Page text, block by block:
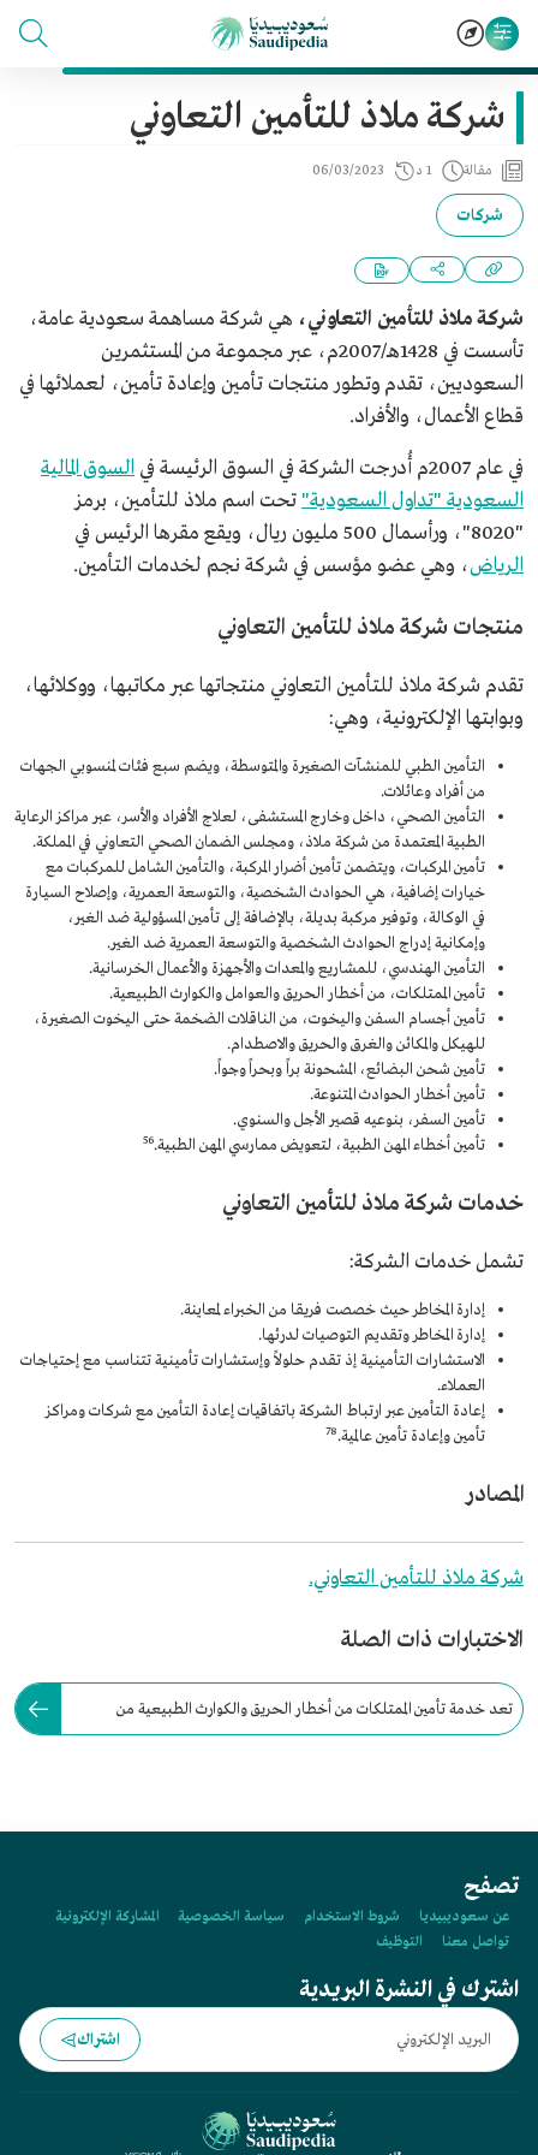
شركة ملاذ للتأمين التعاوني
مقالة 1 د 06/03/2023
شركات
شركة ملاذ للتأمين التعاوني، هي شركة مساهمة سعودية عامة،
تأسست في 1428هـ/2007م، عبر مجموعة من المستثمرين
السعوديين، تقدم وتطور منتجات تأمين وإعادة تأمين، لعملائها في
قطاع الأعمال، والأفراد.
في عام 2007م أُدرجت الشركة في السوق الرئيسة في
السوق المالية
السعودية "تداول السعودية" تحت اسم ملاذ للتأمين، برمز
"8020"، ورأسمال 500 مليون ريال، ويقع مقرها الرئيس في
الرياض، وهي عضو مؤسس في شركة نجم لخدمات التأمين.
منتجات شركة ملاذ للتأمين التعاوني
تقدم شركة ملاذ للتأمين التعاوني منتجاتها عبر مكاتبها، ووكلائها،
وبوابتها الإلكترونية، وهي:
التأمين الطبي للمنشآت الصغيرة والمتوسطة، ويضم سبع فئات لمنسوبي الجهات
من أفراد وعائلات.
التأمين الصحي، داخل وخارج المستشفى، لعلاج الأفراد والأسر، عبر مراكز الرعاية
الطبية المعتمدة من شركة ملاذ، ومجلس الضمان الصحي التعاوني في المملكة.
تأمين المركبات، ويتضمن تأمين أضرار المركبة، والتأمين الشامل للمركبات مع
خيارات إضافية، هي الحوادث الشخصية، والتوسعة العمرية، وإصلاح السيارة
في الوكالة، وتوفير مركبة بديلة، بالإضافة إلى تأمين المسؤولية ضد الغير،
وإمكانية إدراج الحوادث الشخصية والتوسعة العمرية ضد الغير.
التأمين الهندسي، للمشاريع والمعدات والأجهزة والأعمال الخرسانية.
تأمين الممتلكات، من أخطار الحريق والعوامل والكوارث الطبيعية.
تأمين أجسام السفن واليخوت، من الناقلات الضخمة حتى اليخوت الصغيرة،
للهيكل والمكائن والغرق والحريق والاصطدام.
تأمين شحن البضائع، المشحونة براً وبحراً وجواً.
تأمين أخطار الحوادث المتنوعة.
تأمين السفر، بنوعيه قصير الأجل والسنوي.
تأمين أخطاء المهن الطبية، لتعويض ممارسي المهن الطبية. 56
خدمات شركة ملاذ للتأمين التعاوني
تشمل خدمات الشركة:
إدارة المخاطر حيث خصصت فريقا من الخبراء لمعاينة.
إدارة المخاطر وتقديم التوصيات لدرئها.
الاستشارات التأمينية إذ تقدم حلولاً وإستشارات تأمينية تتناسب مع إحتياجات
العملاء.
إعادة التأمين عبر ارتباط الشركة باتفاقيات إعادة التأمين مع شركات ومراكز
تأمين وإعادة تأمين عالمية. 78
المصادر
شركة ملاذ للتأمين التعاوني.
الاختبارات ذات الصلة
تعد خدمة تأمين الممتلكات من أخطار الحريق والكوارث الطبيعية من
تصفح
عن سعوديبيديا شروط الاستخدام سياسة الخصوصية
المشاركة الإلكترونية
تواصل معنا
التوظيف
اشترك في النشرة البريدية
اشتراك